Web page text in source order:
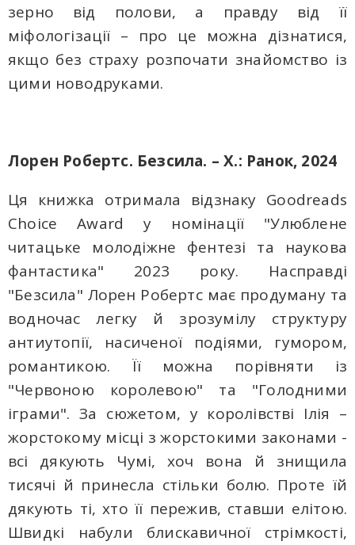
зерно від полови, а правду від її
міфологізації – про це можна дізнатися,
якщо без страху розпочати знайомство із
цими новодруками.
Лорен Робертс. Безсила. – Х.: Ранок, 2024
Ця книжка отримала відзнаку Goodreads
Choice Award у номінації "Улюблене
читацьке молодіжне фентезі та наукова
фантастика" 2023 року. Насправді
"Безсила" Лорен Робертс має продуману та
водночас легку й зрозумілу структуру
антиутопії, насиченої подіями, гумором,
романтикою. Її можна порівняти із
"Червоною королевою" та "Голодними
іграми". За сюжетом, у королівстві Ілія –
жорстокому місці з жорстокими законами -
всі дякують Чумі, хоч вона й знищила
тисячі й принесла стільки болю. Проте їй
дякують ті, хто її пережив, ставши елітою.
Швидкі набули блискавичної стрімкості,